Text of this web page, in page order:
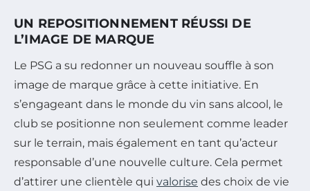
UN REPOSITIONNEMENT RÉUSSI DE
L’IMAGE DE MARQUE
Le PSG a su redonner un nouveau souffle à son
image de marque grâce à cette initiative. En
s’engageant dans le monde du vin sans alcool, le
club se positionne non seulement comme leader
sur le terrain, mais également en tant qu’acteur
responsable d’une nouvelle culture. Cela permet
d’attirer une clientèle qui valorise des choix de vie